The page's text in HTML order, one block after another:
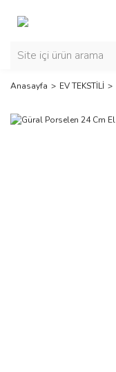
Anasayfa EV TEKSTİLİ